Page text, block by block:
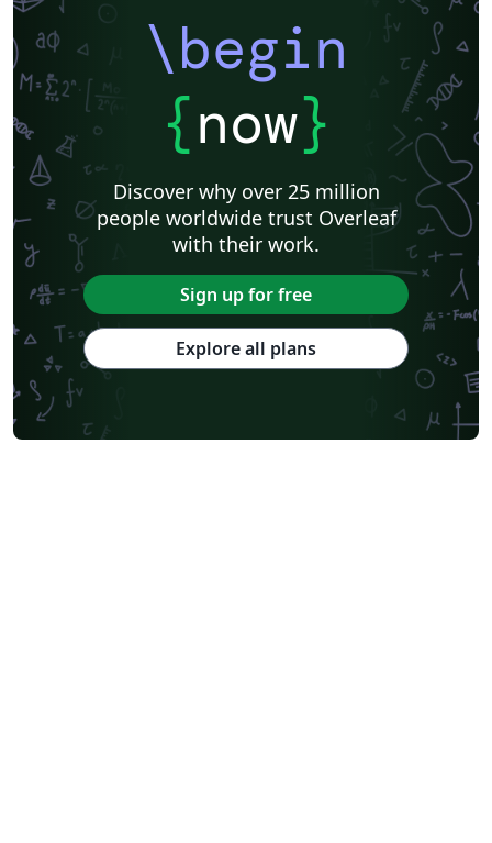
\begin
{now}
Discover why over 25 million
people worldwide trust Overleaf
with their work.
Sign up for free
Explore all plans